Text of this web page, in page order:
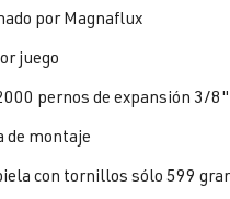
por Magnaflux
juego
pernos de expansión 3/8"
de montaje
con tornillos sólo 599